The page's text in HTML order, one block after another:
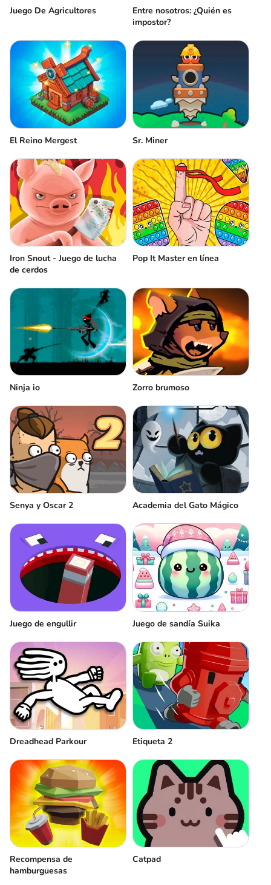
Juego De Agricultores
Entre nosotros: ¿Quién es
impostor?
El Reino Mergest Sr. Miner
Iron Snout - Juego de lucha
de cerdos
Pop It Master en línea
Ninja io Zorro brumoso
Senya y Oscar 2 Academia del Gato Mágico
Juego de engullir Juego de sandía Suika
Dreadhead Parkour Etiqueta 2
Recompensa de
hamburguesas
Сatpad